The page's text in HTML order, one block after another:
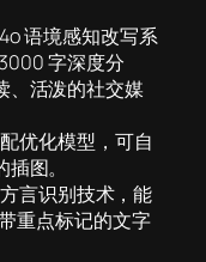
语境感知改写系
字深度分
、活泼的社交媒
优化模型，可自
图。
言识别技术，能
重点标记的文字